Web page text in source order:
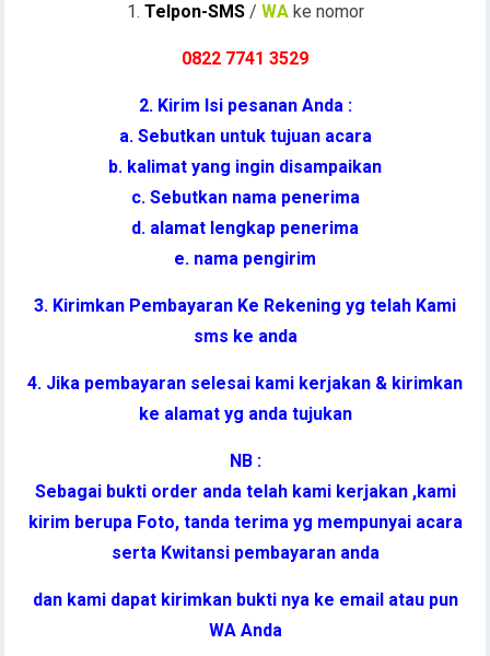
1. Telpon-SMS/ WAke nomor
0822 7741 3529
2. Kirim Isi pesanan Anda :
a. Sebutkan untuk tujuan acara
b. kalimat yang ingin disampaikan
c. Sebutkan nama penerima
d. alamat lengkap penerima
e. nama pengirim
3. Kirimkan Pembayaran Ke Rekening yg telah Kami
sms ke anda
4. Jika pembayaran selesai kami kerjakan & kirimkan
ke alamat yg anda tujukan
NB :
Sebagai bukti order anda telah kami kerjakan ,kami
kirim berupa Foto, tanda terima yg mempunyai acara
serta Kwitansi pembayaran anda
dan kami dapat kirimkan bukti nya ke email atau pun
WA Anda